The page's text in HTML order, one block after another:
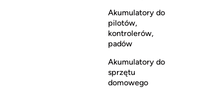
Akumulatory do
pilotów,
kontrolerów,
padów
Akumulatory do
sprzętu
domowego